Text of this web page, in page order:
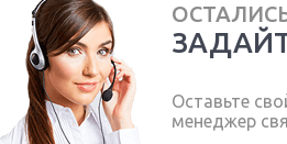
Оставьте
менеджер